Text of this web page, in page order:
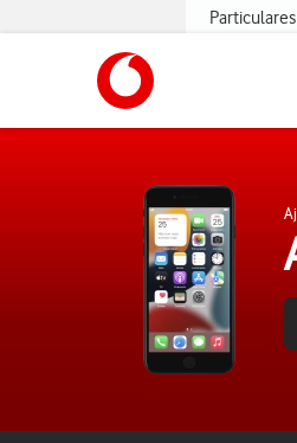
Particulares